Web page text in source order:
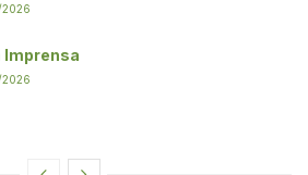
Imprensa